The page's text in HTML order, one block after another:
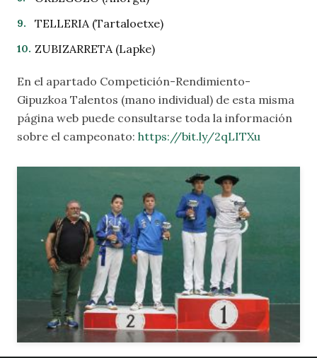
TELLERIA (Tartaloetxe)
ZUBIZARRETA (Lapke)
En el apartado Competición-Rendimiento-
Gipuzkoa Talentos (mano individual) de esta misma
página web puede consultarse toda la información
sobre el campeonato: https://bit.ly/2qLITXu